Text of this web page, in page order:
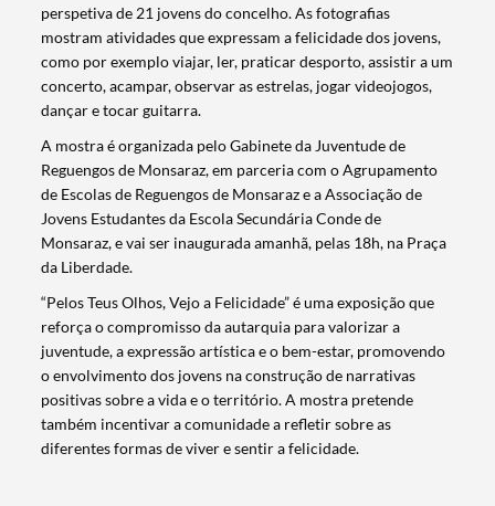
Categorias gerais
Filtros
perspetiva de 21 jovens do concelho. As fotografias
mostram atividades que expressam a felicidade dos jovens,
como por exemplo viajar, ler, praticar desporto, assistir a um
concerto, acampar, observar as estrelas, jogar videojogos,
dançar e tocar guitarra.
A mostra é organizada pelo Gabinete da Juventude de
Reguengos de Monsaraz, em parceria com o Agrupamento
de Escolas de Reguengos de Monsaraz e a Associação de
Jovens Estudantes da Escola Secundária Conde de
Monsaraz, e vai ser inaugurada amanhã, pelas 18h, na Praça
da Liberdade.
“Pelos Teus Olhos, Vejo a Felicidade” é uma exposição que
reforça o compromisso da autarquia para valorizar a
juventude, a expressão artística e o bem-estar, promovendo
o envolvimento dos jovens na construção de narrativas
positivas sobre a vida e o território. A mostra pretende
também incentivar a comunidade a refletir sobre as
diferentes formas de viver e sentir a felicidade.